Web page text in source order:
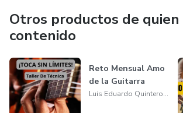
Otros productos de
contenido
Reto Mensual Amo
de la Guitarra
Luis Eduardo Quintero Castro